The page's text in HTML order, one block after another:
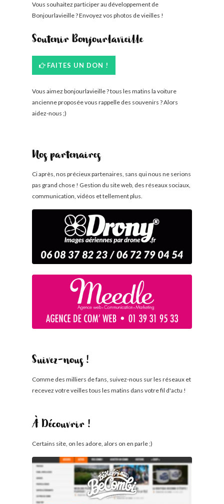
Vous souhaitez participer au développement de
Bonjourlavieille ? Envoyez vos photos de vieilles !
Soutenir Bonjourlavieille
FAITES UN DON !
Vous aimez bonjourlavieille ? tous les matins la voiture
ancienne proposée vous rappelle des souvenirs ? Alors
aidez-nous ;)
Nos partenaires
Ci après, nos précieux partenaires, sans qui nous ne serions
pas grand chose ! Gestion du site web, des réseaux sociaux,
communication, vidéos et tellement plus.
Suivez-nous !
Comme des milliers de fans, suivez-nous sur les réseaux et
recevez votre veilles tous les matins dans votre fil d'actu !
À Découvrir !
Certains site, on les adore, alors on en parle ;)